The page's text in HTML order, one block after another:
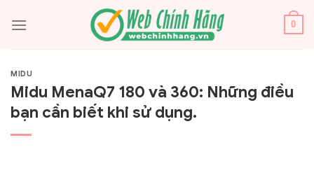
qua
0
MIDU
Midu MenaQ7 180 và 360: Những điều
bạn cần biết khi sử dụng.